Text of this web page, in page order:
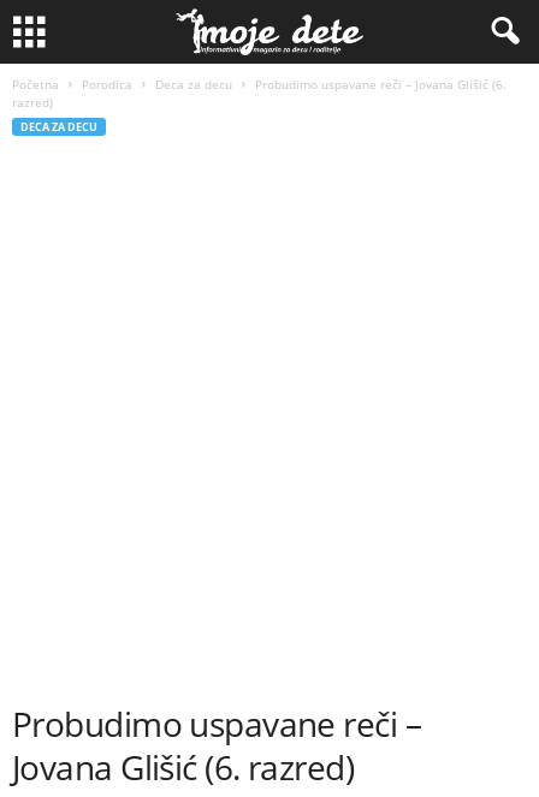
Početna Porodica Deca za decu
Probudimo uspavane reči – Jovana Glišić (6.
razred)
DECA ZA DECU
Probudimo uspavane reči –
Jovana Glišić (6. razred)